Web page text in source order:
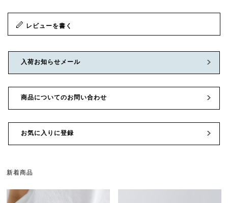
レビューを書く
入荷お知らせメール
商品についてのお問い合わせ
お気に入りに登録
新着商品